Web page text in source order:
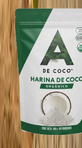
300 gr